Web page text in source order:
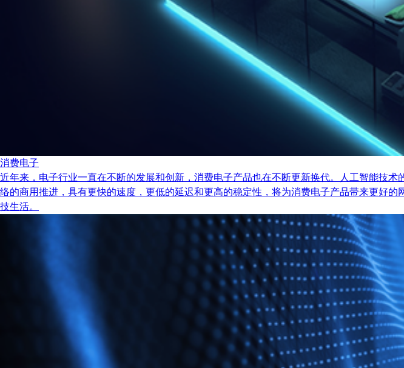
消费电子
近年来，电子行业一直在不断的发展和创新，消费电子产品也在不断更新换代。人工智能技
络的商用推进，具有更快的速度，更低的延迟和更高的稳定性，将为消费电子产品带来更好
技生活。